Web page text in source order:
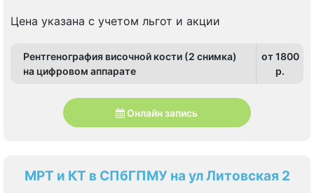
Цена указана с учетом льгот и акции
Рентгенография височной кости (2 снимка)
на цифровом аппарате
от 1800
p.
Онлайн запись
МРТ и КТ в СПбГПМУ на ул Литовская 2